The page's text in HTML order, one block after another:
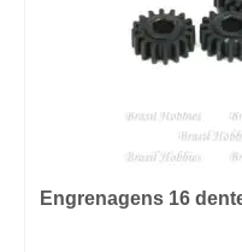
Engrenagens 16